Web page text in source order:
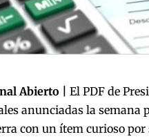
Abierto |
El PDF de
anunciadas la semana
con un ítem curioso